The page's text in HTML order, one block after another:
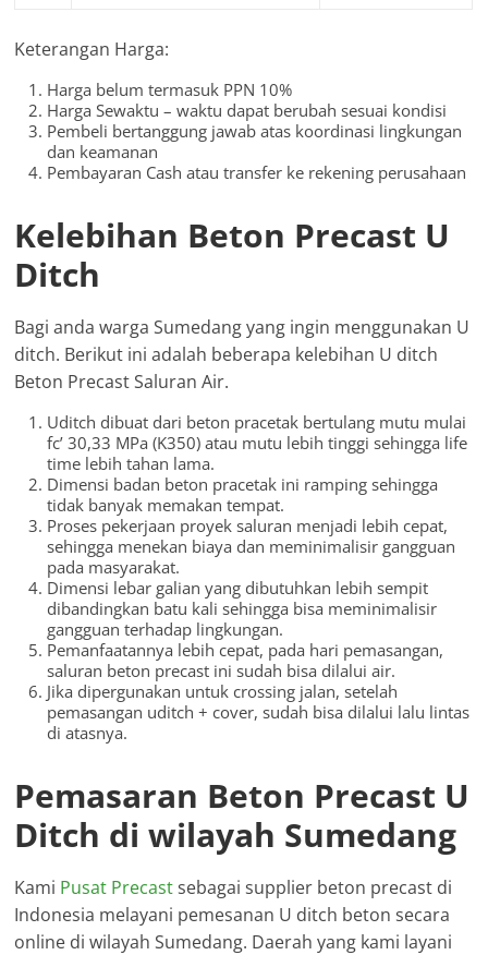
Keterangan Harga:
Harga belum termasuk PPN 10%
Harga Sewaktu – waktu dapat berubah sesuai kondisi
Pembeli bertanggung jawab atas koordinasi lingkungan
dan keamanan
Pembayaran Cash atau transfer ke rekening perusahaan
Kelebihan Beton Precast U
Ditch
Bagi anda warga Sumedang yang ingin menggunakan U
ditch. Berikut ini adalah beberapa kelebihan U ditch
Beton Precast Saluran Air.
Uditch dibuat dari beton pracetak bertulang mutu mulai
fc’ 30,33 MPa (K350) atau mutu lebih tinggi sehingga life
time lebih tahan lama.
Dimensi badan beton pracetak ini ramping sehingga
tidak banyak memakan tempat.
Proses pekerjaan proyek saluran menjadi lebih cepat,
sehingga menekan biaya dan meminimalisir gangguan
pada masyarakat.
Dimensi lebar galian yang dibutuhkan lebih sempit
dibandingkan batu kali sehingga bisa meminimalisir
gangguan terhadap lingkungan.
Pemanfaatannya lebih cepat, pada hari pemasangan,
saluran beton precast ini sudah bisa dilalui air.
Jika dipergunakan untuk crossing jalan, setelah
pemasangan uditch + cover, sudah bisa dilalui lalu lintas
di atasnya.
Pemasaran Beton Precast U
Ditch di wilayah Sumedang
Kami Pusat Precastsebagai supplier beton precast di
Indonesia melayani pemesanan U ditch beton secara
online di wilayah Sumedang. Daerah yang kami layani